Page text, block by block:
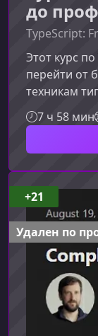
до
TypeScript:
Этот курс
перейти от
техникам
практике
«багового»
улучшить
кажд
7 ч 58 мин
+21
Удален по